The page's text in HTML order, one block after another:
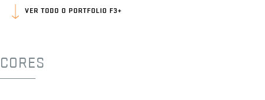
VER TODO O PORTFOLIO F3+
CORES